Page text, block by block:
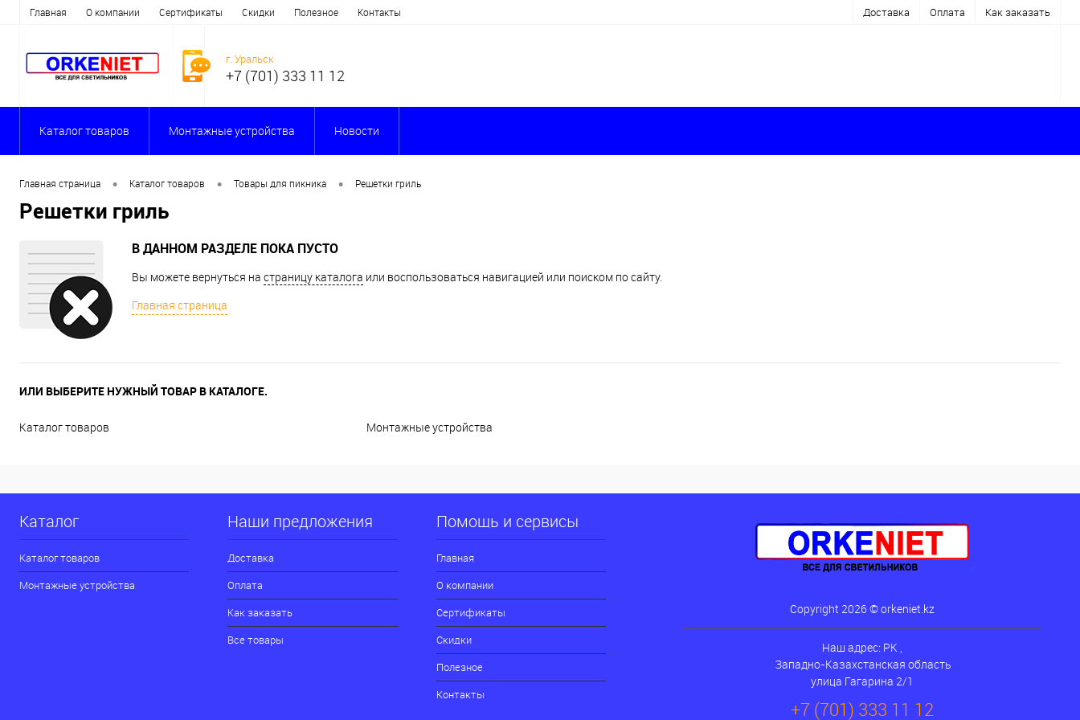
Главная О компании Сертификаты Скидки Полезное Контакты Доставка Оплата Как заказать
г. Уральск
+7 (701) 333 11 12
Каталог товаров Монтажные устройства Новости
Главная страница • Каталог товаров • Товары для пикника • Решетки гриль
Решетки гриль
В ДАННОМ РАЗДЕЛЕ ПОКА ПУСТО
Вы можете вернуться на страницу каталога или воспользоваться навигацией или поиском по сайту.
Главная страница
ИЛИ ВЫБЕРИТЕ НУЖНЫЙ ТОВАР В КАТАЛОГЕ.
Каталог товаров Монтажные устройства
Каталог
Каталог товаров
Монтажные устройства
Наши предложения
Доставка
Оплата
Как заказать
Все товары
Помощь и сервисы
Главная
О компании
Сертификаты
Скидки
Полезное
Контакты
Copyright 2026 © orkeniet.kz
Наш адрес: РК ,
Западно-Казахстанская область
улица Гагарина 2/1
+7 (701) 333 11 12